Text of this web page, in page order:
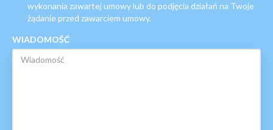
wykonania zawartej umowy lub do podjęcia działań na Twoje
żądanie przed zawarciem umowy.
WIADOMOŚĆ